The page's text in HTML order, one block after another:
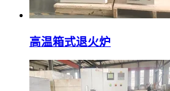
高温箱式退火炉